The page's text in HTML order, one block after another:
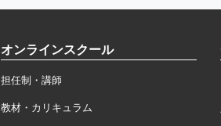
オンラインスクール
担任制・講師
教材・カリキュラム